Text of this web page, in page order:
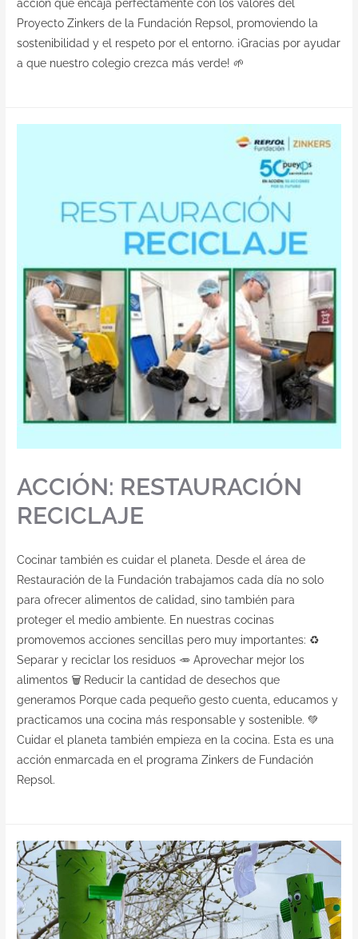
acción que encaja perfectamente con los valores del
Proyecto Zinkers de la Fundación Repsol, promoviendo la
sostenibilidad y el respeto por el entorno. ¡Gracias por ayudar
a que nuestro colegio crezca más verde! 🌱
ACCIÓN: RESTAURACIÓN
RECICLAJE
Cocinar también es cuidar el planeta. Desde el área de
Restauración de la Fundación trabajamos cada día no solo
para ofrecer alimentos de calidad, sino también para
proteger el medio ambiente. En nuestras cocinas
promovemos acciones sencillas pero muy importantes: ♻️
Separar y reciclar los residuos 🥕 Aprovechar mejor los
alimentos 🗑️ Reducir la cantidad de desechos que
generamos Porque cada pequeño gesto cuenta, educamos y
practicamos una cocina más responsable y sostenible. 💚
Cuidar el planeta también empieza en la cocina. Esta es una
acción enmarcada en el programa Zinkers de Fundación
Repsol.